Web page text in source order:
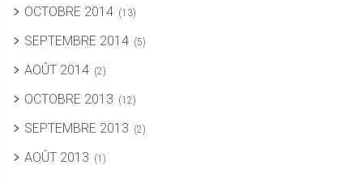
OCTOBRE 2014 (13)
SEPTEMBRE 2014 (5)
AOÛT 2014 (2)
OCTOBRE 2013 (12)
SEPTEMBRE 2013 (2)
AOÛT 2013 (1)